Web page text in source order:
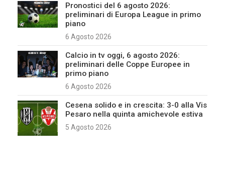
Pronostici del 6 agosto 2026:
preliminari di Europa League in primo
piano
6 Agosto 2026
Calcio in tv oggi, 6 agosto 2026:
preliminari delle Coppe Europee in
primo piano
6 Agosto 2026
Cesena solido e in crescita: 3-0 alla Vis
Pesaro nella quinta amichevole estiva
5 Agosto 2026